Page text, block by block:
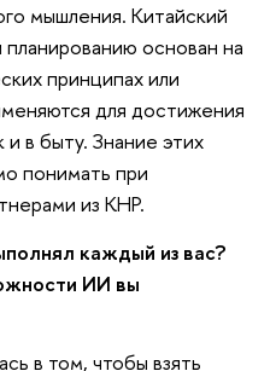
мышления. Китайский
основан на
принципах или
для достижения
и в быту. Знание этих
понимать при
из КНР.
каждый из вас?
ИИ вы
в том, чтобы взять